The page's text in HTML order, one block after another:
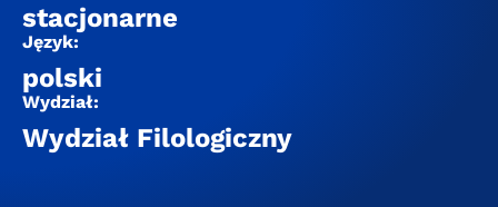
stacjonarne
Język:
polski
Wydział:
Wydział Filologiczny